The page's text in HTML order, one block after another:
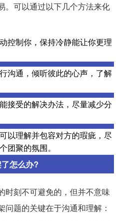
。可以通过以下几个方法来化
控制你，保持冷静能让你更理
沟通，倾听彼此的心声，了解
接受的解决办法，尽量减少分
以理解并包容对方的瑕疵，尽
团聚的氛围。
怎么办?
时刻不可避免的，但并不意味
题的关键在于沟通和理解：